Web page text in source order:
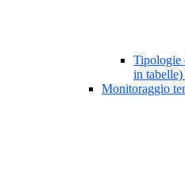
Tipologie
in tabelle)
Monitoraggio